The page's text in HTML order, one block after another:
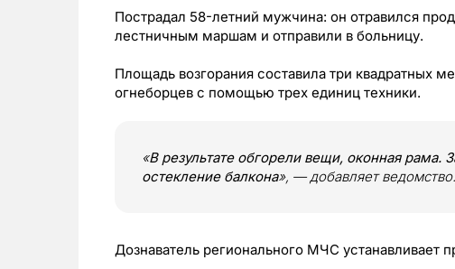
Пострадал 58-летний мужчина: он отравился
лестничным маршам и отправили в больницу.
Площадь возгорания составила три квадратных
огнеборцев с помощью трех единиц техники.
«В результате обгорели вещи, оконная рама.
остекление балкона», — добавляет ведомство.
Дознаватель регионального МЧС устанавливает